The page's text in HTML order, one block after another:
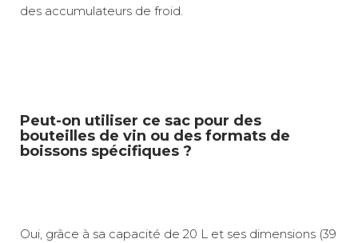
des accumulateurs de froid.
Peut-on utiliser ce sac pour des
bouteilles de vin ou des formats de
boissons spécifiques ?
Oui, grâce à sa capacité de 20 L et ses dimensions (39